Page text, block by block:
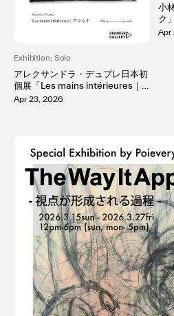
小
ク
開
Apr
Exhibition: Solo
アレクサンドラ・デュプレ日本初
個展「Les mains intérieures｜
内なる手」を自由が丘DIGINNE
Apr 23, 2026